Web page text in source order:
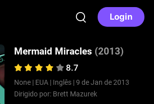
Login
Mermaid Miracles (2013)
8.7
None | EUA | Inglês | 9 de Jan de 2013
Dirigido por: Brett Mazurek